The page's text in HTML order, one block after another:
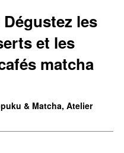
les
et les
matcha
& Matcha, Atelier